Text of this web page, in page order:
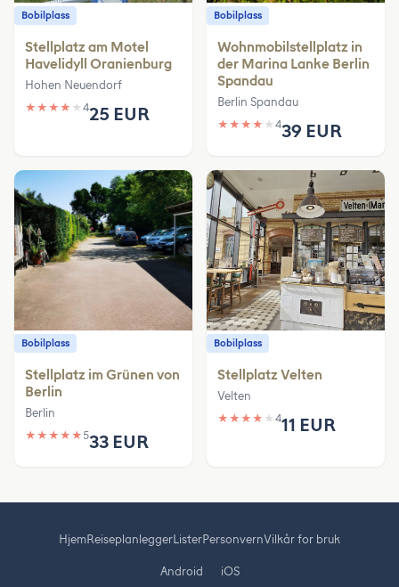
Bobilplass
Stellplatz am Motel
Havelidyll Oranienburg
Hohen Neuendorf
★ ★ ★ ★ ★ 425 EUR
Bobilplass
Wohnmobilstellplatz in
der Marina Lanke Berlin
Spandau
Berlin Spandau
★ ★ ★ ★ ★ 439 EUR
Bobilplass
Stellplatz im Grünen von
Berlin
Berlin
★ ★ ★ ★ ★533 EUR
Bobilplass
Stellplatz Velten
Velten
★ ★ ★ ★ ★ 411 EUR
HjemReiseplanleggerListerPersonvernVilkår for bruk
Android iOS